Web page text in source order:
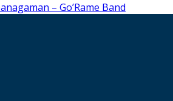
– Go’Rame Band